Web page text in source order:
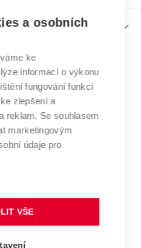
učení
technické
Brně
a osobních
ke
informací o výkonu
fungování funkcí
zlepšení a
reklam. Se souhlasem
marketingovým
údaje pro
VŠE